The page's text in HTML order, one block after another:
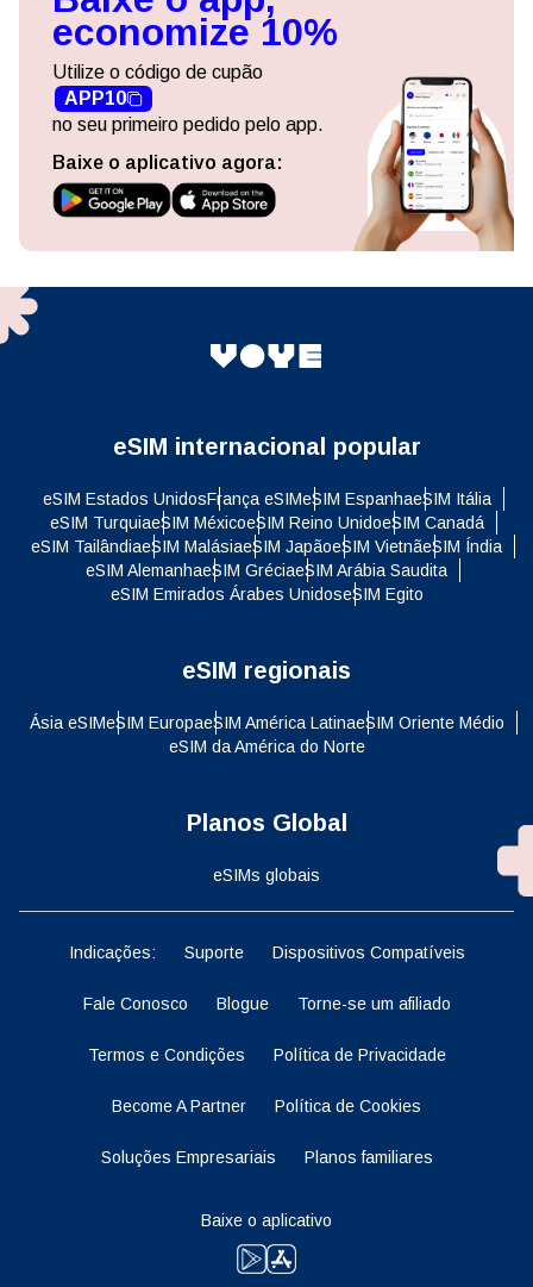
economize 10%
Utilize o código de cupão
APP10
no seu primeiro pedido pelo app.
Baixe o aplicativo agora:
eSIM internacional popular
eSIM Estados UnidosFrança eSIMeSIM EspanhaeSIM Itália
eSIM TurquiaeSIM MéxicoeSIM Reino UnidoeSIM Canadá
eSIM TailândiaeSIM MalásiaeSIM JapãoeSIM VietnãeSIM Índia
eSIM AlemanhaeSIM GréciaeSIM Arábia Saudita
eSIM Emirados Árabes UnidoseSIM Egito
eSIM regionais
Ásia eSIMeSIM EuropaeSIM América LatinaeSIM Oriente Médio
eSIM da América do Norte
Planos Global
eSIMs globais
Indicações: Suporte Dispositivos Compatíveis
Fale Conosco Blogue Torne-se um afiliado
Termos e Condições Política de Privacidade
Become A Partner Política de Cookies
Soluções Empresariais Planos familiares
Baixe o aplicativo